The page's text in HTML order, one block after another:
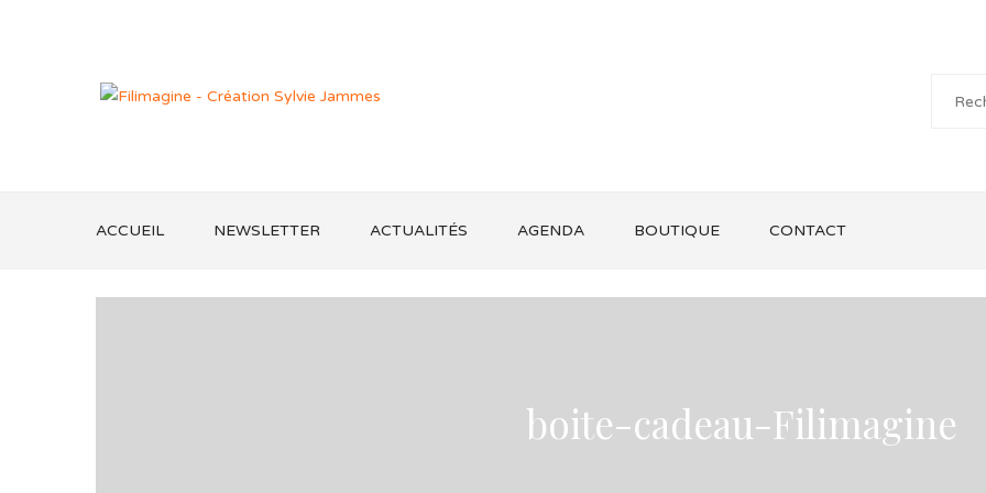
ACCUEIL NEWSLETTER ACTUALITÉS AGENDA BOUTIQUE CONTACT
boite-cadeau-Filimagine